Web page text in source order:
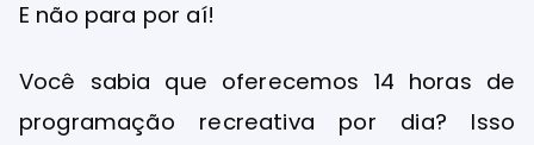
E não para por aí!
Você sabia que oferecemos 14 horas de
programação recreativa por dia? Isso